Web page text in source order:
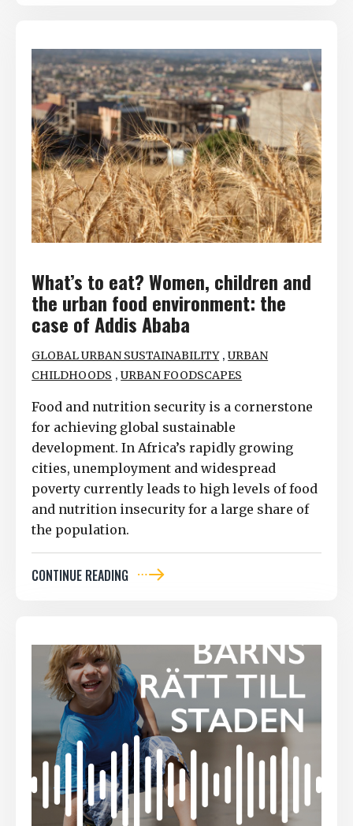
What’s to eat? Women, children and
the urban food environment: the
case of Addis Ababa
GLOBAL URBAN SUSTAINABILITY,URBAN
CHILDHOODS ,URBAN FOODSCAPES
Food and nutrition security is a cornerstone
for achieving global sustainable
development. In Africa’s rapidly growing
cities, unemployment and widespread
poverty currently leads to high levels of food
and nutrition insecurity for a large share of
the population.
CONTINUE READING